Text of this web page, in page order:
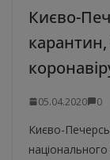
Києво-
карантин,
05.04.2020 0
Києво-